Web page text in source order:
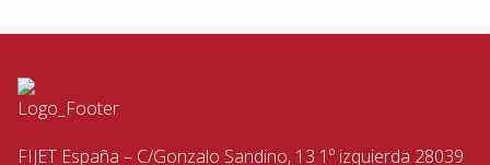
FIJET España – C/Gonzalo Sandino, 13 1º izquierda 28039